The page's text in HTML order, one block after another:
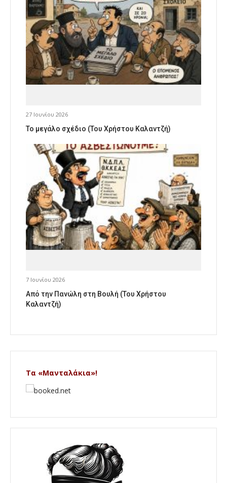
27 Ιουνίου 2026
Το μεγάλο σχέδιο (Του Χρήστου Καλαντζή)
7 Ιουνίου 2026
Από την Πανώλη στη Βουλή (Του Χρήστου
Καλαντζή)
Τα «Μανταλάκια»!